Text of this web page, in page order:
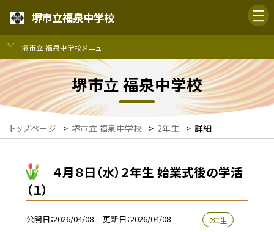
堺市立福泉中学校
堺市立 福泉中学校メニュー
堺市立 福泉中学校
トップページ > 堺市立 福泉中学校 > 2年生 > 詳細
４月８日（水）２年生 始業式後の学活
（１）
公開日 2026/04/08 更新日 2026/04/08 2年生